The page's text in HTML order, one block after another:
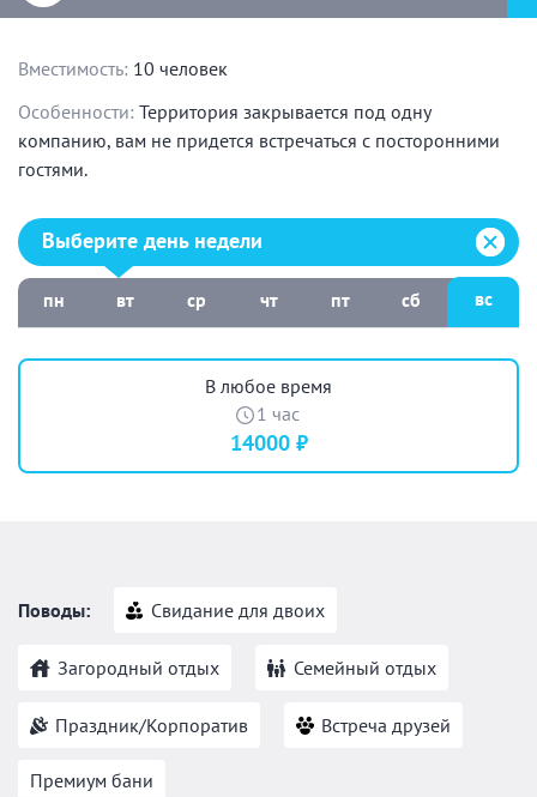
Вместимость: 10 человек
Особенности: Территория закрывается под одну
компанию, вам не придется встречаться с посторонними
гостями.
Выберите день недели:
Выберите день недели
пн вт ср чт пт сб вс
В любое время
1 час
14000 ₽
Поводы: Свидание для двоих
Загородный отдых Семейный отдых
Праздник/Корпоратив Встреча друзей
Премиум бани